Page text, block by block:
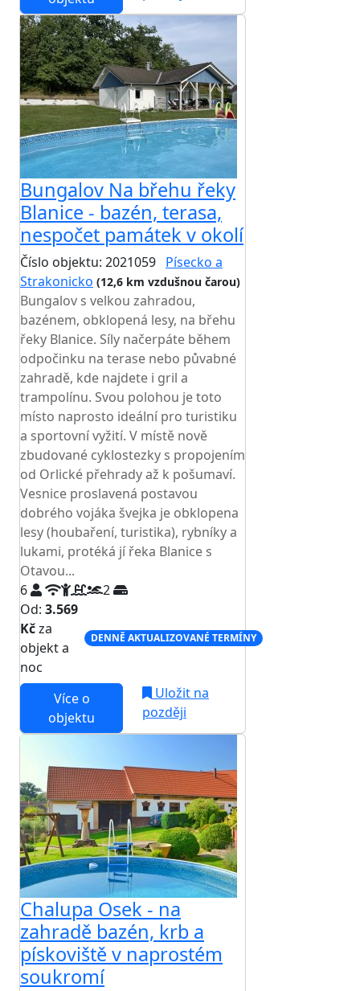
Bungalov Na břehu řeky
Blanice - bazén, terasa,
nespočet památek v okolí
Číslo objektu: 2021059 Písecko a
Strakonicko (12,6 km vzdušnou čarou)
Bungalov s velkou zahradou,
bazénem, obklopená lesy, na břehu
řeky Blanice. Síly načerpáte během
odpočinku na terase nebo půvabné
zahradě, kde najdete i gril a
trampolínu. Svou polohou je toto
místo naprosto ideální pro turistiku
a sportovní vyžití. V místě nově
zbudované cyklostezky s propojením
od Orlické přehrady až k pošumaví.
Vesnice proslavená postavou
dobrého vojáka švejka je obklopena
lesy (houbaření, turistika), rybníky a
lukami, protéká jí řeka Blanice s
Otavou...
6
2
Od: 3.569
Kčza
objekt a
noc
DENNĚ AKTUALIZOVANÉ TERMÍNY
Více o
objektu
Uložit na
později
Chalupa Osek - na
zahradě bazén, krb a
pískoviště v naprostém
soukromí